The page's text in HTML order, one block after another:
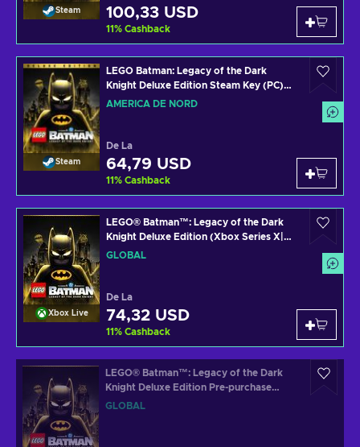
Steam 100,33 USD
11% Cashback
Steam
LEGO Batman: Legacy of the Dark
Knight Deluxe Edition Steam Key (PC)
NORTH AMERICA
AMERICA DE NORD
De La
64,79 USD
11% Cashback
Xbox Live
LEGO® Batman™: Legacy of the Dark
Knight Deluxe Edition (Xbox Series X|S)
XBOX LIVE Key GLOBAL
GLOBAL
De La
74,32 USD
11% Cashback
LEGO® Batman™: Legacy of the Dark
Knight Deluxe Edition Pre-purchase
(Xbox Series X|S) XBOX LIVE Key
GLOBAL